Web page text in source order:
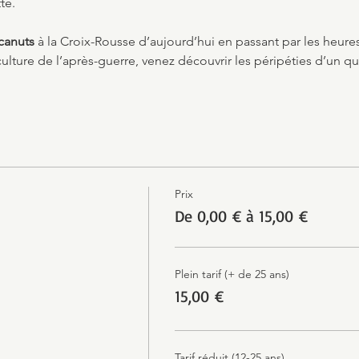
à la Croix-Rousse d’aujourd’hui en passant par les
de l’après-guerre, venez découvrir les péripéties d’un
Prix
De 0,00 € à 15,00 €
Plein tarif (+ de 25 ans)
15,00 €